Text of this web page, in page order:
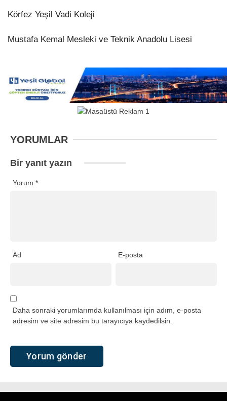
Körfez Yeşil Vadi Koleji
Mustafa Kemal Mesleki ve Teknik Anadolu Lisesi
YORUMLAR
Bir yanıt yazın
Yorum *
Ad E-posta
Daha sonraki yorumlarımda kullanılması için adım, e-posta
adresim ve site adresim bu tarayıcıya kaydedilsin.